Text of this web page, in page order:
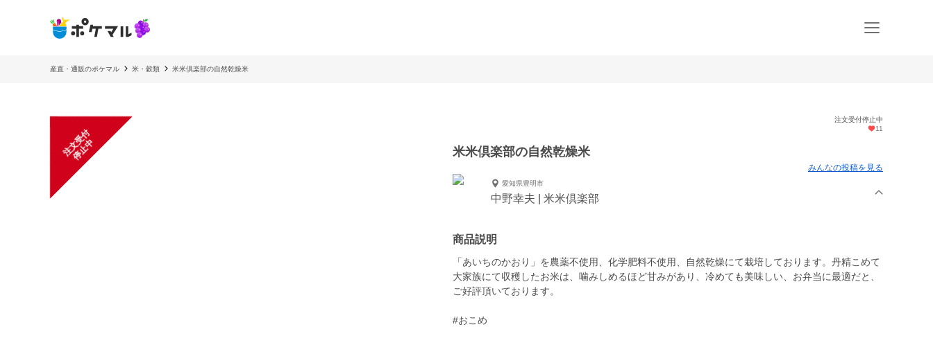
産直・通販のポケマル 米・穀類 米米倶楽部の自然乾燥米
注
文
受
付
停
止
中
注文受付停止中
11
米米倶楽部の自然乾燥米
みんなの投稿を見る
愛知県豊明市
中野幸夫 | 米米倶楽部
商品説明
「あいちのかおり」を農薬不使用、化学肥料不使用、自然乾燥にて栽培しております。丹精こめて
大家族にて収穫したお米は、噛みしめるほど甘みがあり、冷めても美味しい、お弁当に最適だと、
ご好評頂いております。
#おこめ